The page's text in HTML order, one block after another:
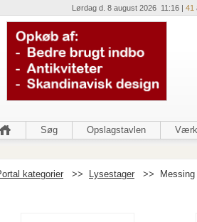
Lørdag d. 8 august 2026 11:16 | 41
Søg Opslagstavlen
kategorier >> Lysestager >> Messing